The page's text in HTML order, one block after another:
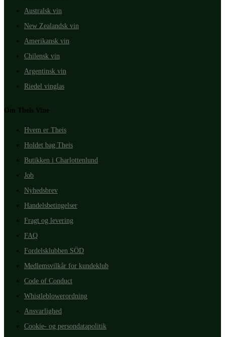
Australsk vin
New Zealandsk vin
Amerikansk vin
Chilensk vin
Argentinsk vin
Riedel vinglas
Om Theis Vine
Hvem er Theis
Holdet bag Theis
Butikken i Charlottenlund
Job
Nyhedsbrev
Handelsbetingelser
Fragt og levering
FAQ
Fordelsklubben SÖD
Medlemsvilkår for kundeklub
Code of Conduct
Whistleblowerordning
Ansvarlighed
Cookie- og persondatapolitik